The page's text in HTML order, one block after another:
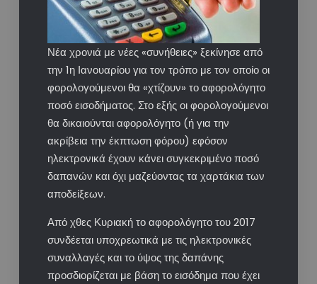
Νέα χρονιά με νέες «συνήθειες» ξεκίνησε από
την 1η Ιανουαρίου για τον τρόπο με τον οποίο οι
φορολογούμενοι θα «χτίζουν» το αφορολόγητο
ποσό εισοδήματος. Στο εξής οι φορολογούμενοι
θα δικαιούνται αφορολόγητο (ή για την
ακρίβεια την έκπτωση φόρου) εφόσον
ηλεκτρονικά έχουν κάνει συγκεκριμένο ποσό
δαπανών και όχι μαζεύοντας τα χαρτάκια των
αποδείξεων.
Από χθες Κυριακή το αφορολόγητο του 2017
συνδέεται υποχρεωτικά με τις ηλεκτρονικές
συναλλαγές και το ύψος της δαπάνης
προσδιορίζεται με βάση το εισόδημα που έχει